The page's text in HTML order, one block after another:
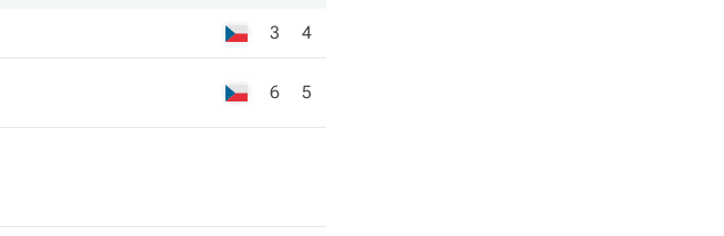
3 4
6 5